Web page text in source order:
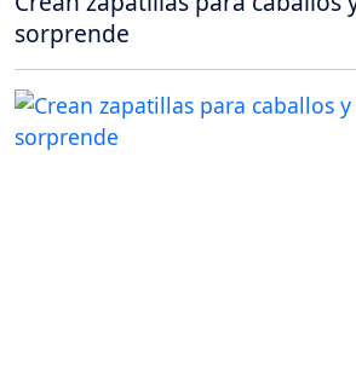
sorprende